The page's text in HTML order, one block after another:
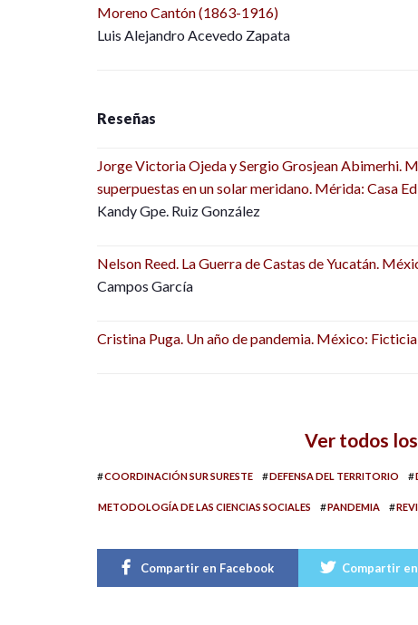
Moreno Cantón (1863-1916)
Luis Alejandro Acevedo Zapata
Reseñas
Jorge Victoria Ojeda y Sergio Grosjean Abimerhi.
superpuestas en un solar meridano. Mérida: Casa
Kandy Gpe. Ruiz González
Nelson Reed. La Guerra de Castas de Yucatán.
Campos García
Cristina Puga. Un año de pandemia. México:
Ver todos
#COORDINACIÓN SUR SURESTE #DEFENSA DEL TERRITORIO #
METODOLOGÍA DE LAS CIENCIAS SOCIALES #PANDEMIA #
Compartir en Facebook Compartir